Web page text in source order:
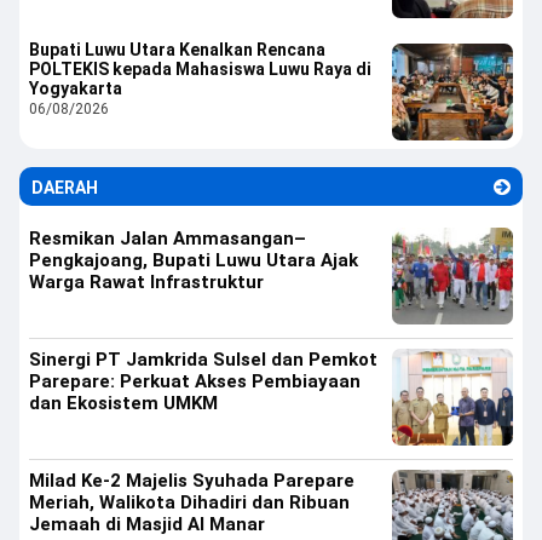
Bupati Luwu Utara Kenalkan Rencana
POLTEKIS kepada Mahasiswa Luwu Raya di
Yogyakarta
06/08/2026
DAERAH
Resmikan Jalan Ammasangan–
Pengkajoang, Bupati Luwu Utara Ajak
Warga Rawat Infrastruktur
Sinergi PT Jamkrida Sulsel dan Pemkot
Parepare: Perkuat Akses Pembiayaan
dan Ekosistem UMKM
Milad Ke-2 Majelis Syuhada Parepare
Meriah, Walikota Dihadiri dan Ribuan
Jemaah di Masjid Al Manar